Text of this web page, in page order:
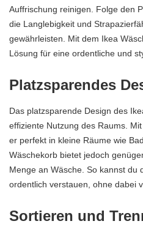
Auffrischung reinigen. Folge den
die Langlebigkeit und
gewährleisten. Mit dem Ikea
Lösung für eine ordentliche und
Platzsparendes
Das platzsparende Design des
effiziente Nutzung des Raums.
er perfekt in kleine Räume wie
Wäschekorb bietet jedoch
Menge an Wäsche. So kannst du
ordentlich verstauen, ohne dabei
Sortieren und